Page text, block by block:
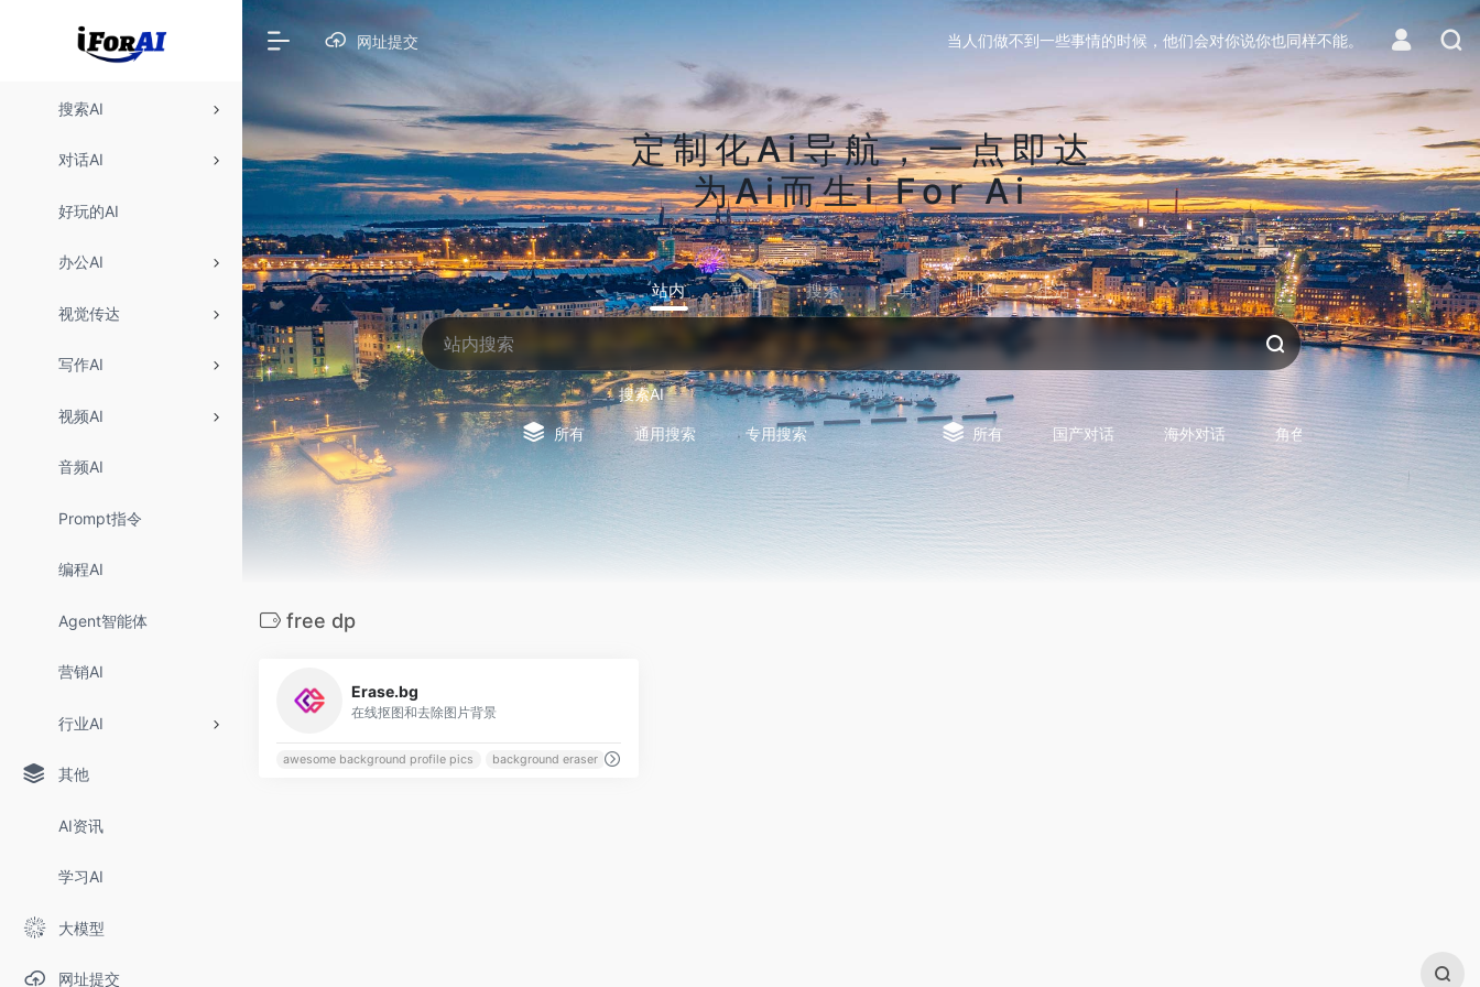
搜索AI
对话AI
好玩的AI
办公AI
视觉传达
写作AI
视频AI
音频AI
Prompt指令
编程AI
Agent智能体
营销AI
行业AI
其他
AI资讯
学习AI
大模型
网址提交
网址提交 当人们做不到一些事情的时候，他们会对你说你也同样不能。
定制化Ai导航，一点即达
为Ai而生i For Ai
站内 常用 搜索 工具 社区 生活
搜索AI
所有 通用搜索 专用搜索
对话AI
所有 国产对话 海外对话 角色型对话 专用型对话
free dp
Erase.bg
在线抠图和去除图片背景
awesome background profile pics background eraser cool dp background